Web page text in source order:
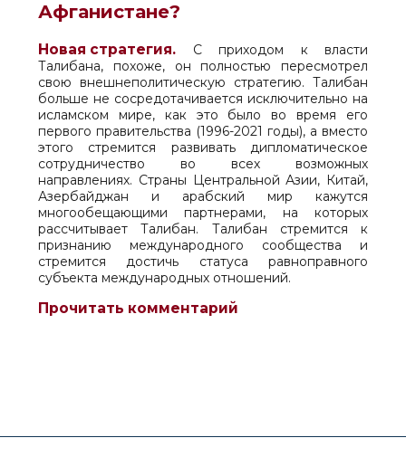
Афганистане?
Новая стратегия. С приходом к власти
Талибана, похоже, он полностью пересмотрел
свою внешнеполитическую стратегию. Талибан
больше не сосредотачивается исключительно на
исламском мире, как это было во время его
первого правительства (1996-2021 годы), а вместо
этого стремится развивать дипломатическое
сотрудничество во всех возможных
направлениях. Страны Центральной Азии, Китай,
Азербайджан и арабский мир кажутся
многообещающими партнерами, на которых
рассчитывает Талибан. Талибан стремится к
признанию международного сообщества и
стремится достичь статуса равноправного
субъекта международных отношений.
Прочитать комментарий